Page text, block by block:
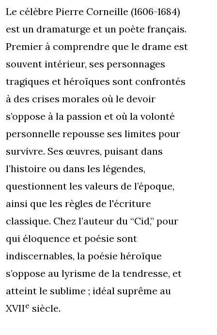
Le célèbre Pierre Corneille (1606-1684)
est un dramaturge et un poète français.
Premier à comprendre que le drame est
souvent intérieur, ses personnages
tragiques et héroïques sont confrontés
à des crises morales où le devoir
s’oppose à la passion et où la volonté
personnelle repousse ses limites pour
survivre. Ses œuvres, puisant dans
l’histoire ou dans les légendes,
questionnent les valeurs de l’époque,
ainsi que les règles de l'écriture
classique. Chez l’auteur du “Cid,” pour
qui éloquence et poésie sont
indiscernables, la poésie héroïque
s’oppose au lyrisme de la tendresse, et
atteint le sublime ; idéal suprême au
XVIIe siècle.